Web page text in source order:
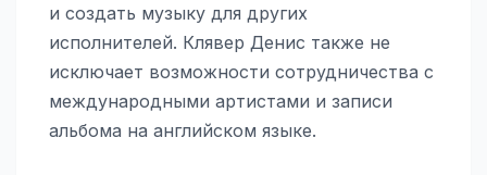
и создать музыку для других
исполнителей. Клявер Денис также не
исключает возможности сотрудничества с
международными артистами и записи
альбома на английском языке.